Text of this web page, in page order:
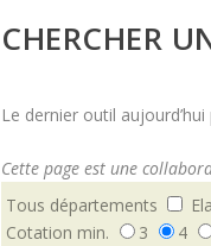
CHERCHER
Le dernier outil
Cette page est une
Tous départements
Cotation min.
3 4